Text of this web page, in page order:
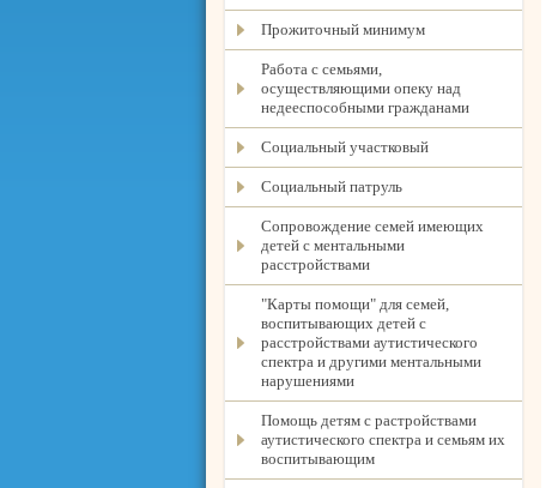
Прожиточный минимум
Работа с семьями,
осуществляющими опеку над
недееспособными гражданами
Социальный участковый
Социальный патруль
Сопровождение семей имеющих
детей с ментальными
расстройствами
"Карты помощи" для семей,
воспитывающих детей с
расстройствами аутистического
спектра и другими ментальными
нарушениями
Помощь детям с растройствами
аутистического спектра и семьям их
воспитывающим